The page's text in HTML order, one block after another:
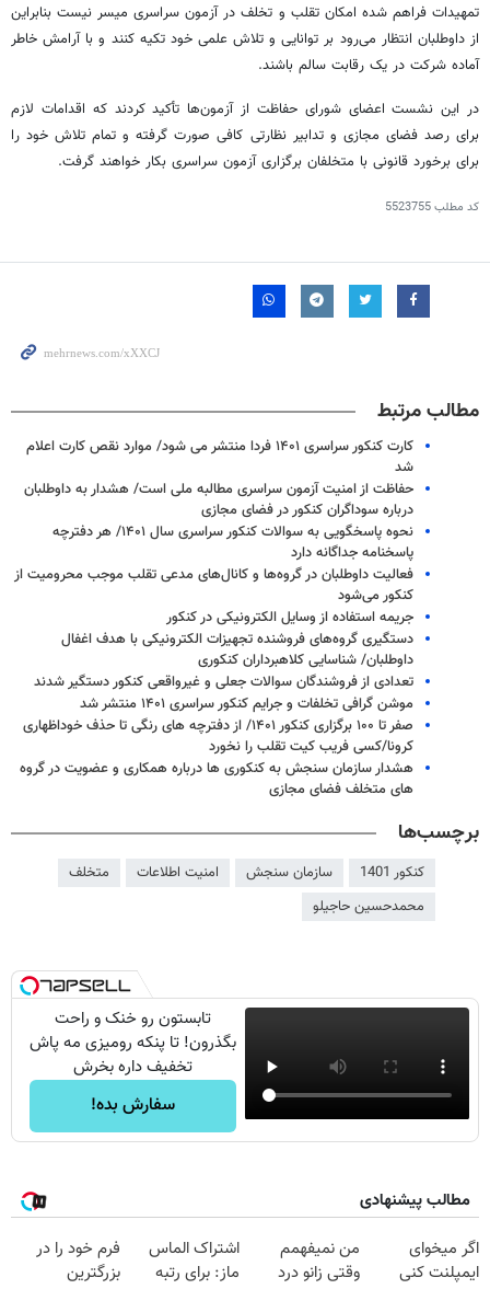
تمهیدات فراهم شده امکان تقلب و تخلف در آزمون سراسری میسر نیست بنابراین
از داوطلبان انتظار می‌رود بر توانایی و تلاش علمی خود تکیه کنند و با آرامش خاطر
آماده شرکت در یک رقابت سالم باشند.
در این نشست اعضای شورای حفاظت از آزمون‌ها تأکید کردند که اقدامات لازم
برای رصد فضای مجازی و تدابیر نظارتی کافی صورت گرفته و تمام تلاش خود را
برای برخورد قانونی با متخلفان برگزاری آزمون سراسری بکار خواهند گرفت.
کد مطلب5523755
مطالب مرتبط
کارت کنکور سراسری ۱۴۰۱ فردا منتشر می شود/ موارد نقص کارت اعلام
شد
حفاظت از امنیت آزمون سراسری مطالبه ملی است/ هشدار به داوطلبان
درباره سوداگران کنکور در فضای مجازی
نحوه پاسخگویی به سوالات کنکور سراسری سال ۱۴۰۱/ هر دفترچه
پاسخنامه جداگانه دارد
فعالیت داوطلبان در گروه‌ها و کانال‌های مدعی تقلب موجب محرومیت از
کنکور می‌شود
جریمه استفاده از وسایل الکترونیکی در کنکور
دستگیری گروه‌های فروشنده تجهیزات الکترونیکی با هدف اغفال
داوطلبان/ شناسایی کلاهبرداران کنکوری
تعدادی از فروشندگان سوالات جعلی و غیرواقعی کنکور دستگیر شدند
موشن گرافی تخلفات و جرایم کنکور سراسری ۱۴۰۱ منتشر شد
صفر تا ۱۰۰ برگزاری کنکور ۱۴۰۱/ از دفترچه های رنگی تا حذف خوداظهاری
کرونا/کسی فریب کیت تقلب را نخورد
هشدار سازمان سنجش به کنکوری ها درباره همکاری و عضویت در گروه
های متخلف فضای مجازی
برچسب‌ها
کنکور 1401 سازمان سنجش امنیت اطلاعات
متخلف
محمدحسین حاجیلو
تابستون رو خنک و راحت
بگذرون! تا پنکه رومیزی مه پاش
تخفیف داره بخرش
سفارش بده!
مطالب پیشنهادی
اگر میخوای
ایمپلنت کنی
من نمیفهمم
وقتی زانو درد
اشتراک الماس
ماز: برای رتبه
فرم خود را در
بزرگترین